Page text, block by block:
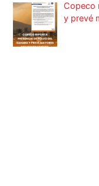
Copeco
y prevé